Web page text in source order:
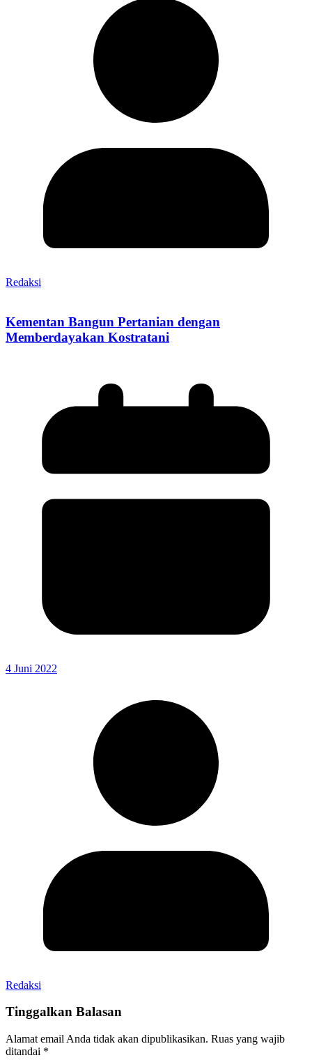
Redaksi
Kementan Bangun Pertanian dengan
Memberdayakan Kostratani
4 Juni 2022
Redaksi
Tinggalkan Balasan
Alamat email Anda tidak akan dipublikasikan. Ruas yang wajib
ditandai *